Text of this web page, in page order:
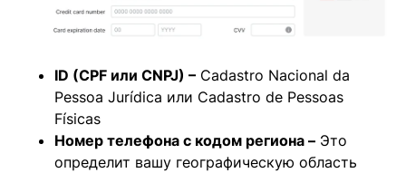
ID (CPF или CNPJ) – Cadastro Nacional da
Pessoa Jurídica или Cadastro de Pessoas
Físicas
Номер телефона с кодом региона – Это
определит вашу географическую область